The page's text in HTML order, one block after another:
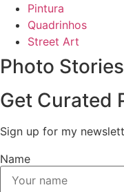
Pintura
Quadrinhos
Street Art
Photo Stories
Get Curated
Sign up for my
Name